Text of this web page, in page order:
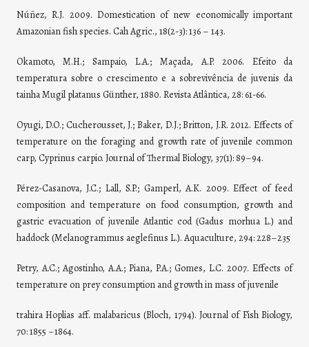
Núñez, R.J. 2009. Domestication of new economically important
Amazonian fish species. Cah Agric., 18(2-3): 136 – 143.
Okamoto, M.H.; Sampaio, L.A.; Maçada, A.P. 2006. Efeito da
temperatura sobre o crescimento e a sobrevivência de juvenis da
tainha Mugil platanus Günther, 1880. Revista Atlântica, 28: 61-66.
Oyugi, D.O.; Cucherousset, J.; Baker, D.J.; Britton, J.R. 2012. Effects of
temperature on the foraging and growth rate of juvenile common
carp, Cyprinus carpio. Journal of Thermal Biology, 37(1): 89–94.
Pérez-Casanova, J.C.; Lall, S.P.; Gamperl, A.K. 2009. Effect of feed
composition and temperature on food consumption, growth and
gastric evacuation of juvenile Atlantic cod (Gadus morhua L.) and
haddock (Melanogrammus aeglefinus L.). Aquaculture, 294: 228–235
Petry, A.C.; Agostinho, A.A.; Piana, P.A.; Gomes, L.C. 2007. Effects of
temperature on prey consumption and growth in mass of juvenile
trahira Hoplias aff. malabaricus (Bloch, 1794). Journal of Fish Biology,
70: 1855 –1864.